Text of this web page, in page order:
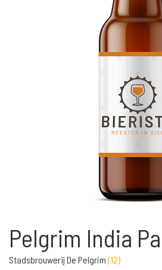
Pelgrim India
Stadsbrouwerij De Pelgrim(12)